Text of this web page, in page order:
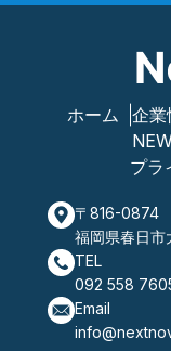
ホーム 企業
プラ
〒816-0874
福岡県春日市
TEL
092 558
Email